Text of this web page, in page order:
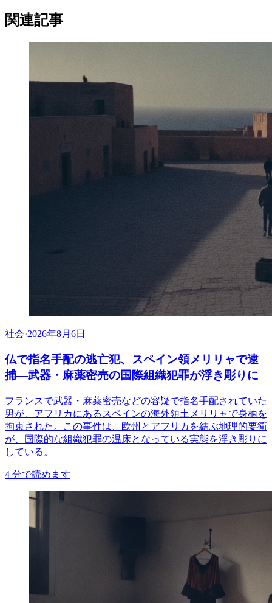
関連記事
社会·2026年8月6日
仏で指名手配の逃亡犯、スペイン領メリリャで逮
捕―武器・麻薬密売の国際組織犯罪が浮き彫りに
フランスで武器・麻薬密売などの容疑で指名手配されていた
男が、アフリカにあるスペインの海外領土メリリャで身柄を
拘束された。この事件は、欧州とアフリカを結ぶ地理的要衝
が、国際的な組織犯罪の温床となっている実態を浮き彫りに
している。
4 分で読めます